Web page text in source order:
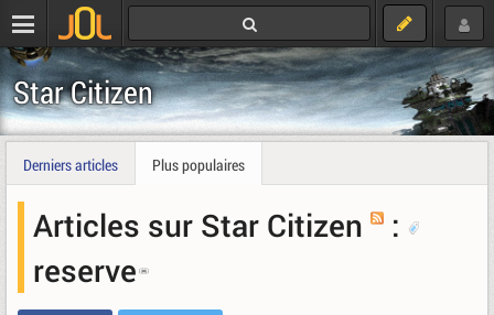
Star Citizen
Derniers articles Plus populaires
Articles sur Star Citizen
:
reserve